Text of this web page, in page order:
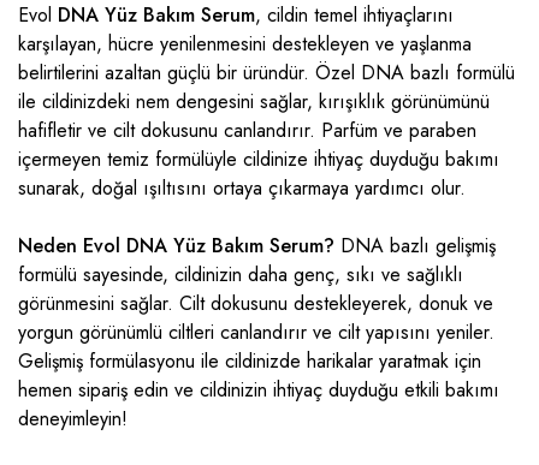
Evol DNA Yüz Bakım Serum, cildin temel ihtiyaçlarını
karşılayan, hücre yenilenmesini destekleyen ve yaşlanma
belirtilerini azaltan güçlü bir üründür. Özel DNA bazlı formülü
ile cildinizdeki nem dengesini sağlar, kırışıklık görünümünü
hafifletir ve cilt dokusunu canlandırır. Parfüm ve paraben
içermeyen temiz formülüyle cildinize ihtiyaç duyduğu bakımı
sunarak, doğal ışıltısını ortaya çıkarmaya yardımcı olur.
Neden Evol DNA Yüz Bakım Serum? DNA bazlı gelişmiş
formülü sayesinde, cildinizin daha genç, sıkı ve sağlıklı
görünmesini sağlar. Cilt dokusunu destekleyerek, donuk ve
yorgun görünümlü ciltleri canlandırır ve cilt yapısını yeniler.
Gelişmiş formülasyonu ile cildinizde harikalar yaratmak için
hemen sipariş edin ve cildinizin ihtiyaç duyduğu etkili bakımı
deneyimleyin!